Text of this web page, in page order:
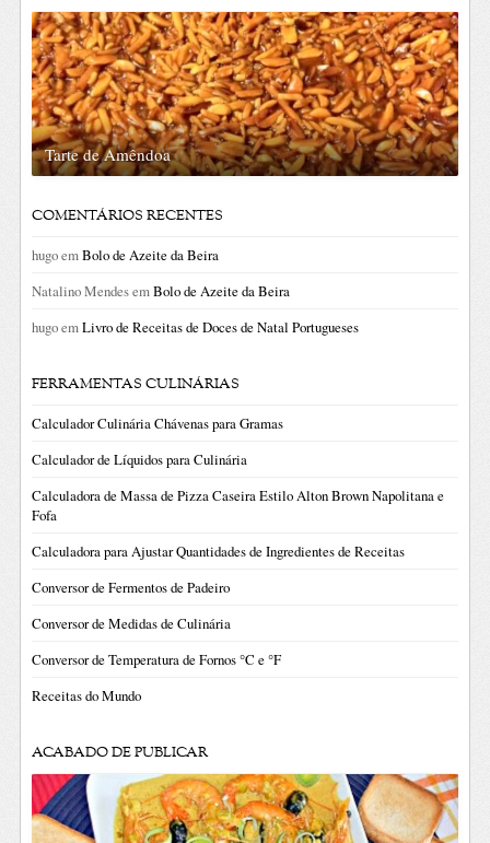
Tarte de Amêndoa
COMENTÁRIOS RECENTES
hugoemBolo de Azeite da Beira
Natalino MendesemBolo de Azeite da Beira
hugoemLivro de Receitas de Doces de Natal Portugueses
FERRAMENTAS CULINÁRIAS
Calculador Culinária Chávenas para Gramas
Calculador de Líquidos para Culinária
Calculadora de Massa de Pizza Caseira Estilo Alton Brown Napolitana e
Fofa
Calculadora para Ajustar Quantidades de Ingredientes de Receitas
Conversor de Fermentos de Padeiro
Conversor de Medidas de Culinária
Conversor de Temperatura de Fornos °C e °F
Receitas do Mundo
ACABADO DE PUBLICAR